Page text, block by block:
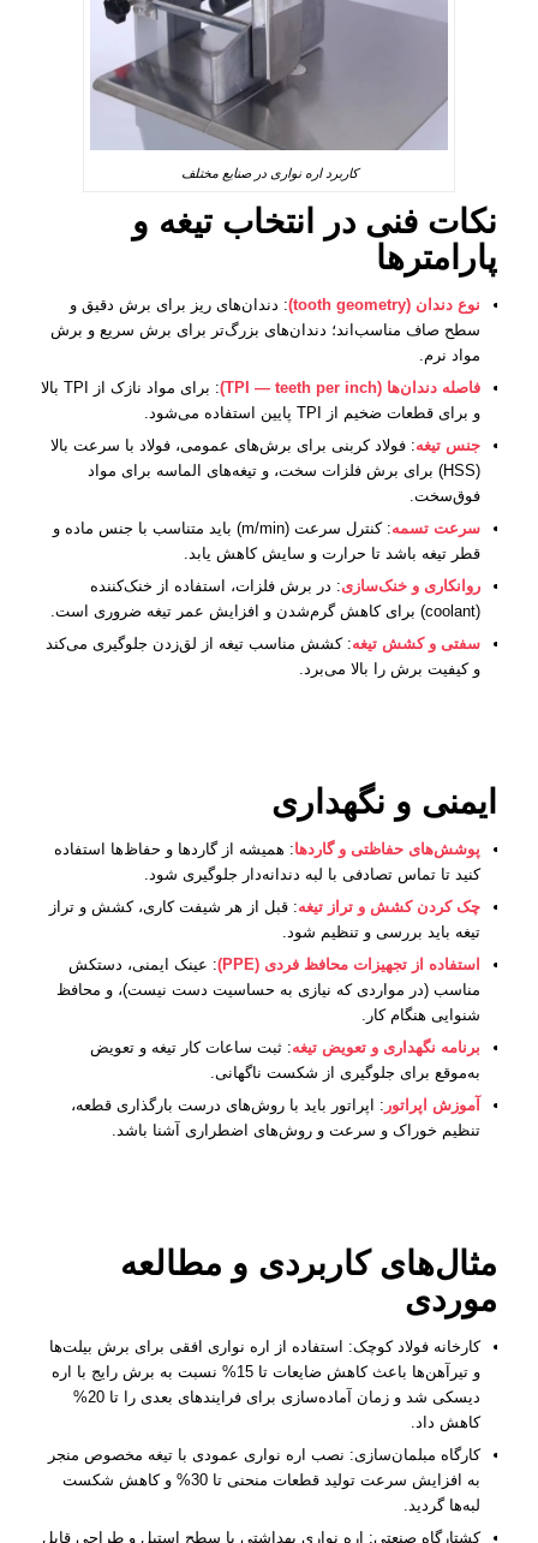
کاربرد اره نواری در صنایع مختلف
نکات فنی در انتخاب تیغه و
پارامترها
نوع دندان (tooth geometry)
: دندان‌های ریز برای برش دقیق و
سطح صاف مناسب‌اند؛ دندان‌های بزرگ‌تر برای برش سریع و برش
مواد نرم.
فاصله دندان‌ها (TPI — teeth per inch)
: برای مواد نازک از TPI بالا
و برای قطعات ضخیم از TPI پایین استفاده می‌شود.
جنس تیغه: فولاد کربنی برای برش‌های عمومی، فولاد با سرعت بالا
(HSS) برای برش فلزات سخت، و تیغه‌های الماسه برای مواد
فوق‌سخت.
سرعت تسمه
: کنترل سرعت (m/min) باید متناسب با جنس ماده و
قطر تیغه باشد تا حرارت و سایش کاهش یابد.
روانکاری و خنک‌سازی: در برش فلزات، استفاده از خنک‌کننده
(coolant) برای کاهش گرم‌شدن و افزایش عمر تیغه ضروری است.
سفتی و کشش تیغه: کشش مناسب تیغه از لق‌زدن جلوگیری می‌کند
و کیفیت برش را بالا می‌برد.
ایمنی و نگهداری
پوشش‌های حفاظتی و گاردها: همیشه از گاردها و حفاظ‌ها استفاده
کنید تا تماس تصادفی با لبه دندانه‌دار جلوگیری شود.
چک کردن کشش و تراز تیغه: قبل از هر شیفت کاری، کشش و تراز
تیغه باید بررسی و تنظیم شود.
استفاده از تجهیزات محافظ فردی (PPE)
: عینک ایمنی، دستکش
مناسب (در مواردی که نیازی به حساسیت دست نیست)، و محافظ
شنوایی هنگام کار.
برنامه نگهداری و تعویض تیغه: ثبت ساعات کار تیغه و تعویض
به‌موقع برای جلوگیری از شکست ناگهانی.
آموزش اپراتور : اپراتور باید با روش‌های درست بارگذاری قطعه،
تنظیم خوراک و سرعت و روش‌های اضطراری آشنا باشد.
مثال‌های کاربردی و مطالعه
موردی
کارخانه فولاد کوچک: استفاده از اره نواری افقی برای برش بیلت‌ها
و تیرآهن‌ها باعث کاهش ضایعات تا 15% نسبت به برش رایج با اره
دیسکی شد و زمان آماده‌سازی برای فرایندهای بعدی را تا 20%
کاهش داد.
کارگاه مبلمان‌سازی: نصب اره نواری عمودی با تیغه مخصوص منجر
به افزایش سرعت تولید قطعات منحنی تا 30% و کاهش شکست
لبه‌ها گردید.
کشتارگاه صنعتی: اره نواری بهداشتی با سطح استیل و طراحی قابل